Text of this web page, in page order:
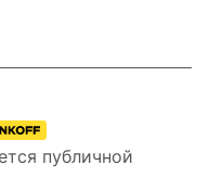
публичной